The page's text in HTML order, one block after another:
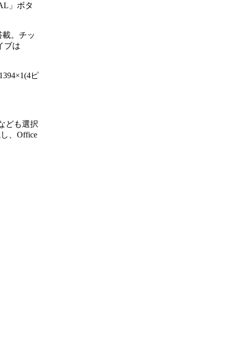
」ボタ
載。チッ
ブは
ピ
ども選択
、Office